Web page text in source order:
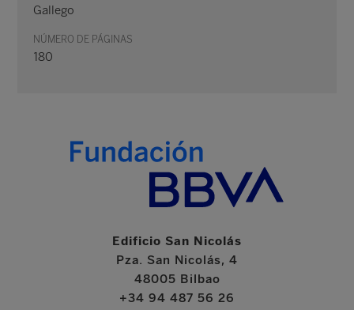
Gallego
NÚMERO DE PÁGINAS
180
Edificio San Nicolás
Pza. San Nicolás, 4
48005 Bilbao
+34 94 487 56 26